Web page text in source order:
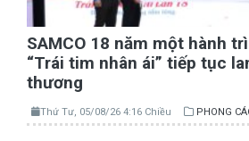
SAMCO 18 năm một hành
“Trái tim nhân ái” tiếp tục
thương
Thứ Tư, 05/08/26 4:16 Chiều PHONG